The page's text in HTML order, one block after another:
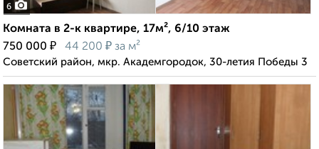
6
Комната в 2-к квартире, 17м², 6/10 этаж
750 000 ₽ 44 200 ₽ за м²
Советский район, мкр. Академгородок, 30-летия Победы 3